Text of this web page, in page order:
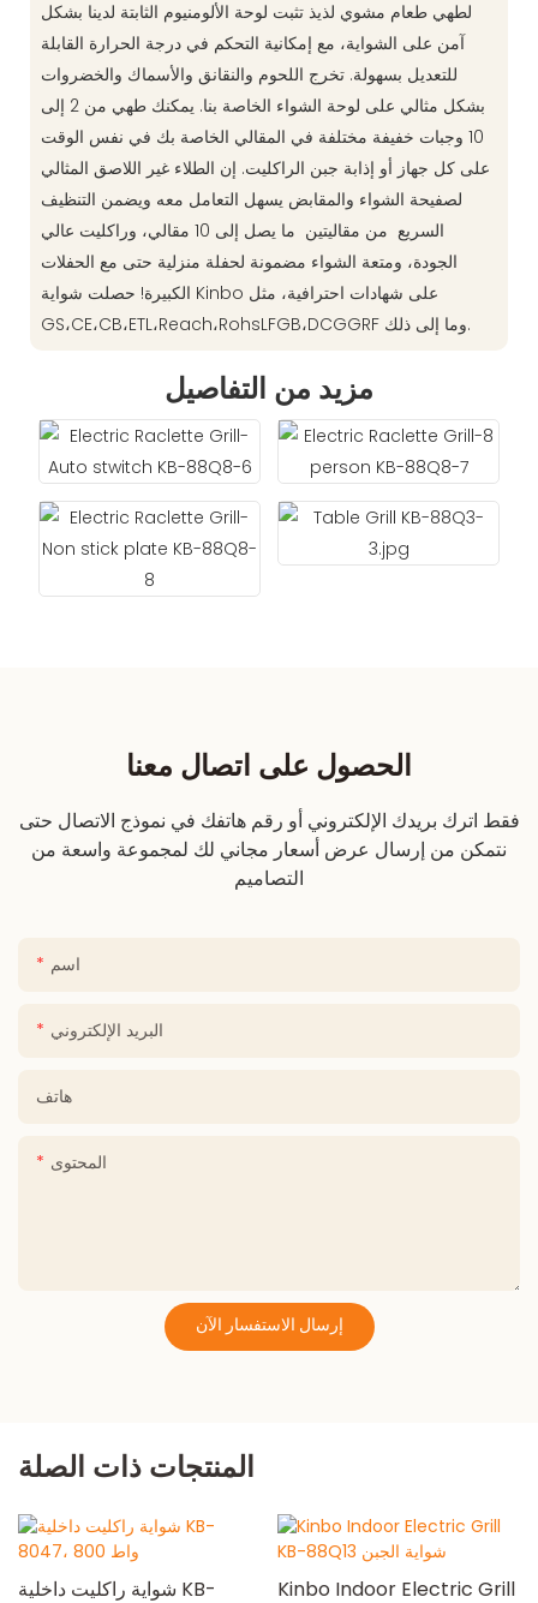
لطهي طعام مشوي لذيذ تثبت لوحة الألومنيوم الثابتة لدينا بشكل
آمن على الشواية، مع إمكانية التحكم في درجة الحرارة القابلة
للتعديل بسهولة. تخرج اللحوم والنقانق والأسماك والخضروات
بشكل مثالي على لوحة الشواء الخاصة بنا. يمكنك طهي من 2 إلى
10 وجبات خفيفة مختلفة في المقالي الخاصة بك في نفس الوقت
على كل جهاز أو إذابة جبن الراكليت. إن الطلاء غير اللاصق المثالي
لصفيحة الشواء والمقابض يسهل التعامل معه ويضمن التنظيف
السريع من مقاليتين ما يصل إلى 10 مقالي، وراكليت عالي
الجودة، ومتعة الشواء مضمونة لحفلة منزلية حتى مع الحفلات
الكبيرة! حصلت شواية Kinbo على شهادات احترافية، مثل
GS،CE،CB،ETL،Reach،RohsLFGB،DCGGRF وما إلى ذلك.
مزيد من التفاصيل
الحصول على اتصال معنا
فقط اترك بريدك الإلكتروني أو رقم هاتفك في نموذج الاتصال حتى
نتمكن من إرسال عرض أسعار مجاني لك لمجموعة واسعة من
التصاميم
اسم
البريد الإلكتروني
هاتف
المحتوى
إرسال الاستفسار الآن
المنتجات ذات الصلة
شواية راكليت داخلية KB- Kinbo Indoor Electric Grill